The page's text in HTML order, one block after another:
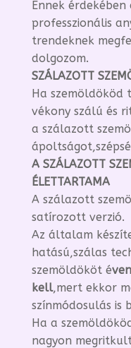
Ennek érdekében
professzionális
trendeknek
dolgozom.
SZÁLAZOTT
Ha szemöldököd
vékony szálú és
a szálazott
A SZÁLAZOTT
ÉLETTARTAMA
A szálazott
satírozott verzió.
Az általam
hatású,szálas
szemöldököt é
kell,mert ekkor
színmódosulás is
Ha a
nagyon